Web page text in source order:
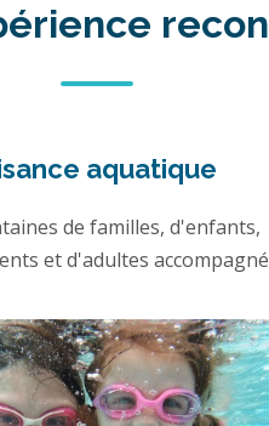
aquatique
de familles, d'enfants,
et d'adultes